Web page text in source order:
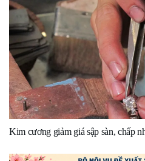
Kim cương giảm giá sập sàn, chấp